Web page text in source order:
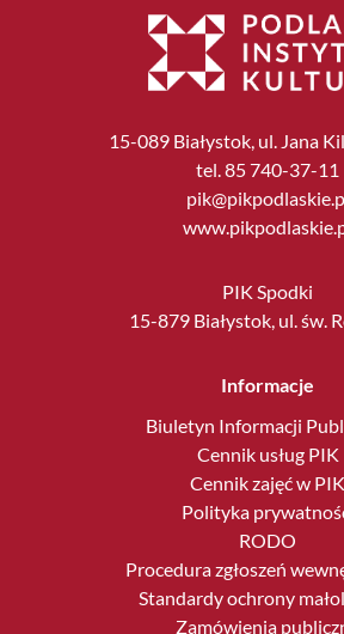
15-089 Białystok, ul. Jana
tel. 85 740-37-11
PIK Spodki
15-879 Białystok, ul. św.
Informacje
Biuletyn Informacji
Cennik usług PIK
Cennik zajęć w PIK
Polityka
RODO
Procedura zgłoszeń
Standardy ochrony
Zamówienia